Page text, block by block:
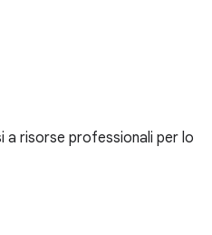
a risorse professionali per lo